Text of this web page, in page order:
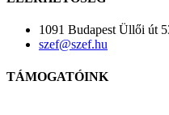
1091 Budapest Üllői út
szef@szef.hu
TÁMOGATÓINK